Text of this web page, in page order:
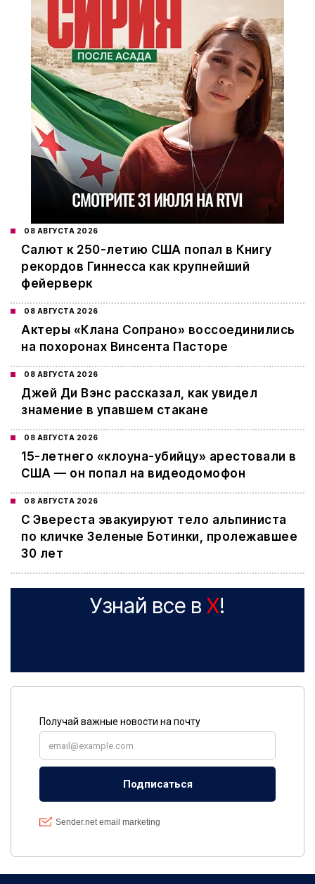
08 АВГУСТА 2026
Салют к 250-летию США попал в Книгу
рекордов Гиннесса как крупнейший
фейерверк
08 АВГУСТА 2026
Актеры «Клана Сопрано» воссоединились
на похоронах Винсента Пасторе
08 АВГУСТА 2026
Джей Ди Вэнс рассказал, как увидел
знамение в упавшем стакане
08 АВГУСТА 2026
15-летнего «клоуна-убийцу» арестовали в
США — он попал на видеодомофон
08 АВГУСТА 2026
С Эвереста эвакуируют тело альпиниста
по кличке Зеленые Ботинки, пролежавшее
30 лет
Узнай все в X!